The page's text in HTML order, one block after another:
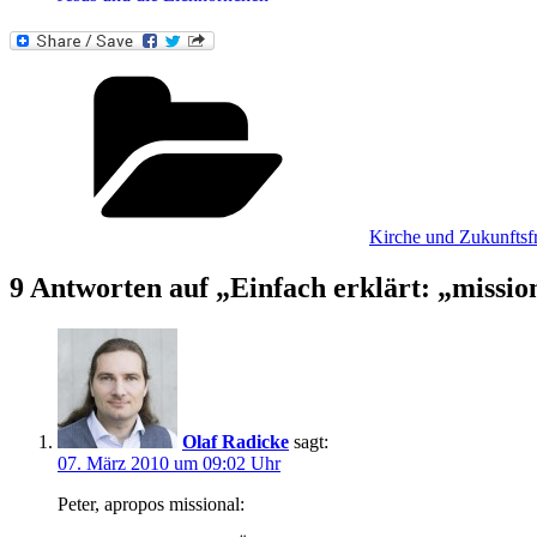
Kirche und
9 Antworten auf „Einfach erklärt:
Olaf Radicke sagt:
07. März 2010 um 09:02 Uhr
Peter, apropos missional: